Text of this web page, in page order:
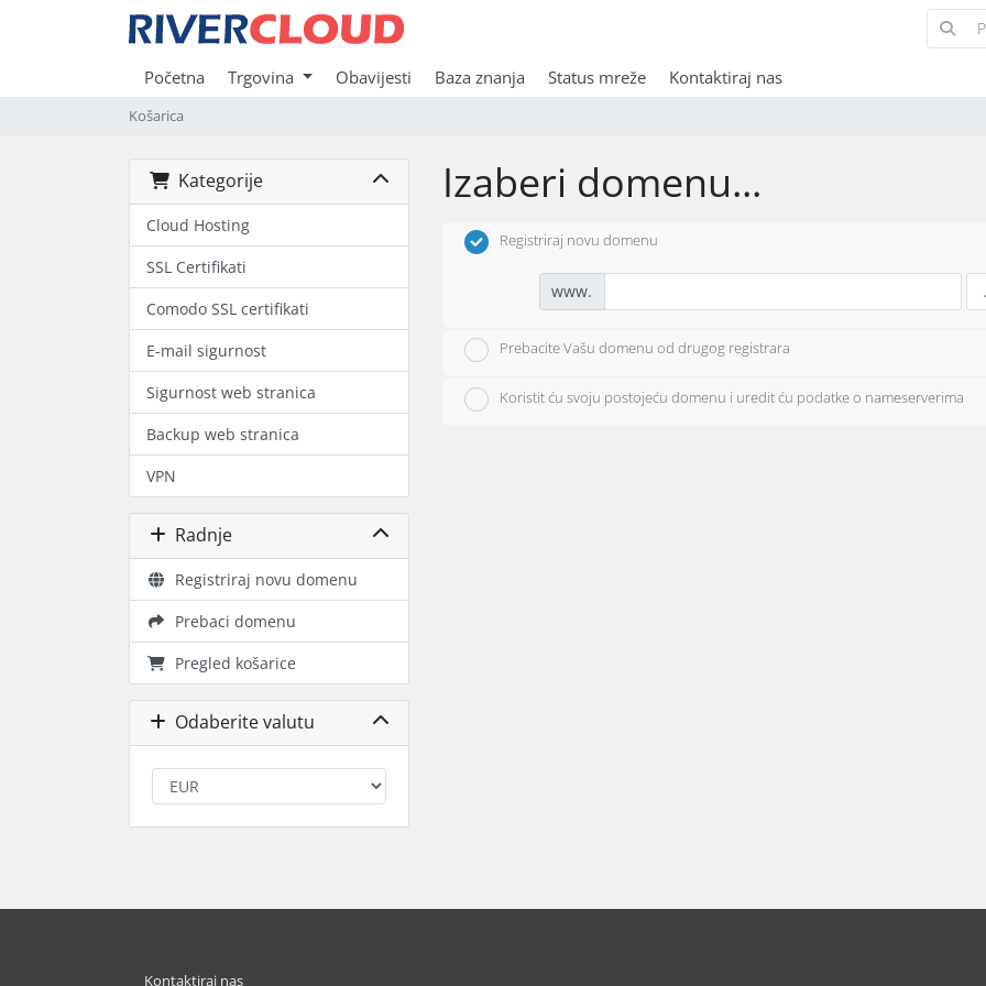
Početna Trgovina Obavijesti Baza znanja Status mreže Kontaktiraj nas
Košarica
Kategorije
Cloud Hosting
SSL Certifikati
Comodo SSL certifikati
E-mail sigurnost
Sigurnost web stranica
Backup web stranica
VPN
Radnje
Registriraj novu domenu
Prebaci domenu
Pregled košarice
Odaberite valutu
Izaberi domenu...
Registriraj novu domenu
www.
Prebacite Vašu domenu od drugog registrara
Koristit ću svoju postojeću domenu i uredit ću podatke o nameserverima
Kontaktiraj nas